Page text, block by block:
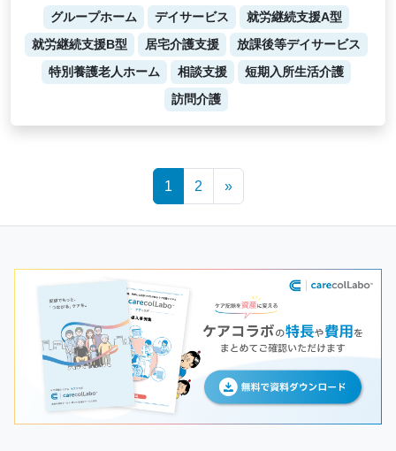
グループホーム デイサービス
就労継続支援A型
就労継続支援B型
居宅介護支援
放課後等デイサービス
特別養護老人ホーム
相談支援
短期入所生活介護
訪問介護
1 2 »